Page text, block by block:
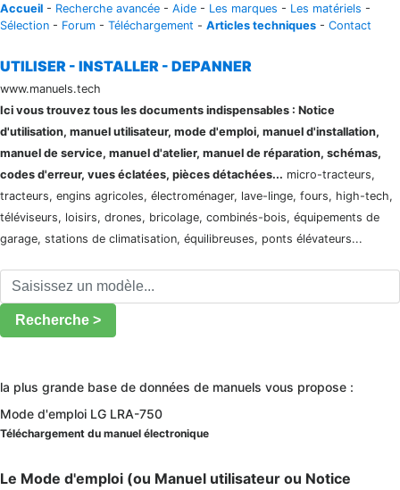
Accueil - Recherche avancée - Aide - Les marques - Les matériels -
Sélection - Forum - Téléchargement - Articles techniques - Contact
UTILISER - INSTALLER - DEPANNER
www.manuels.tech
Ici vous trouvez tous les documents indispensables : Notice
d'utilisation, manuel utilisateur, mode d'emploi, manuel d'installation,
manuel de service, manuel d'atelier, manuel de réparation, schémas,
codes d'erreur, vues éclatées, pièces détachées... micro-tracteurs,
tracteurs, engins agricoles, électroménager, lave-linge, fours, high-tech,
téléviseurs, loisirs, drones, bricolage, combinés-bois, équipements de
garage, stations de climatisation, équilibreuses, ponts élévateurs...
Recherche >
la plus grande base de données de manuels vous propose :
Mode d'emploi LG LRA-750
Téléchargement du manuel électronique
Le Mode d'emploi (ou Manuel utilisateur ou Notice